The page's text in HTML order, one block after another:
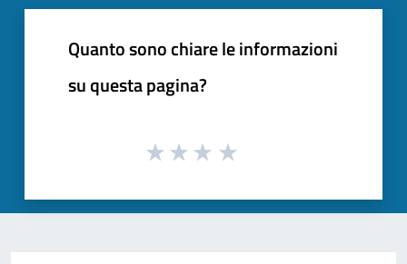
Quanto sono chiare le informazioni
su questa pagina?